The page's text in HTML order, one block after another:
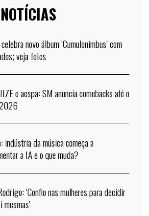
novo álbum ‘Cumulonimbus’ com
veja fotos
e aespa: SM anuncia comebacks até o
indústria da música começa a
a IA e o que muda?
‘Confio nas mulheres para decidir